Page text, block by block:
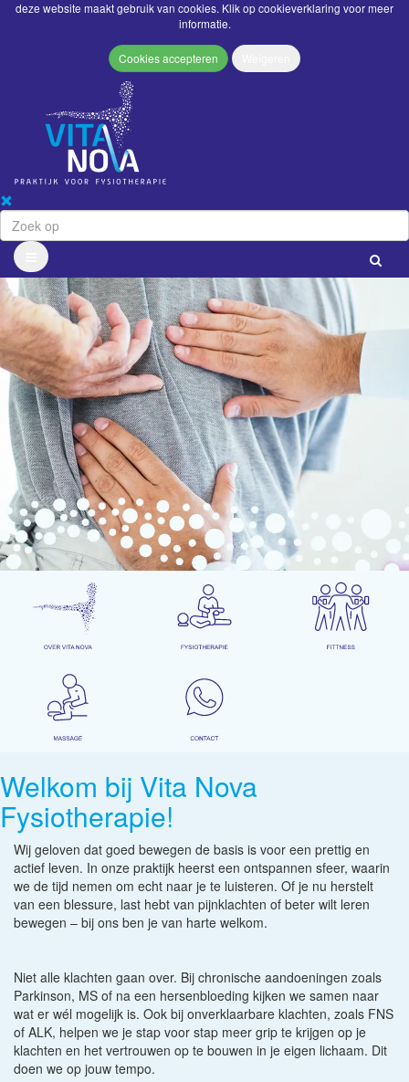
deze website maakt gebruik van cookies. Klik opcookieverklaring voor meer
informatie.
Welkom bij Vita Nova
Fysiotherapie!
Wij geloven dat goed bewegen de basis is voor een prettig en
actief leven. In onze praktijk heerst een ontspannen sfeer, waarin
we de tijd nemen om echt naar je te luisteren. Of je nu herstelt
van een blessure, last hebt van pijnklachten of beter wilt leren
bewegen – bij ons ben je van harte welkom.
Niet alle klachten gaan over. Bij chronische aandoeningen zoals
Parkinson, MS of na een hersenbloeding kijken we samen naar
wat er wél mogelijk is. Ook bij onverklaarbare klachten, zoals FNS
of ALK, helpen we je stap voor stap meer grip te krijgen op je
klachten en het vertrouwen op te bouwen in je eigen lichaam. Dit
doen we op jouw tempo.